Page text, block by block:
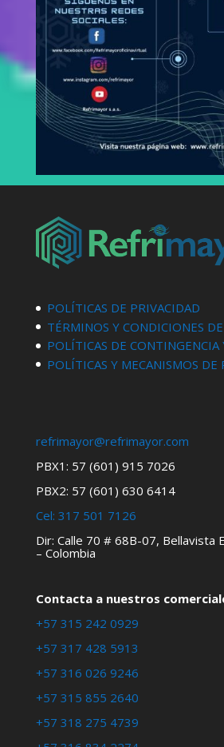
POLÍTICAS DE PRIVACIDAD
TÉRMINOS Y CONDICIONES
POLÍTICAS DE CONTINGENCIA
POLÍTICAS Y MECANISMOS DE
refrimayor@refrimayor.com
PBX1: 57 (601) 915 7026
PBX2: 57 (601) 630 6414
Cel: 317 501 7126
Dir: Calle 70 # 68B-07, Bellavista
– Colombia
Contacta a nuestros
+57 315 242 0929
+57 317 428 5913
+57 316 026 9246
+57 315 855 2640
+57 318 275 4739